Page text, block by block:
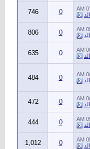
0
746
0
806
0
635
0
484
0
472
0
444
0
1,012